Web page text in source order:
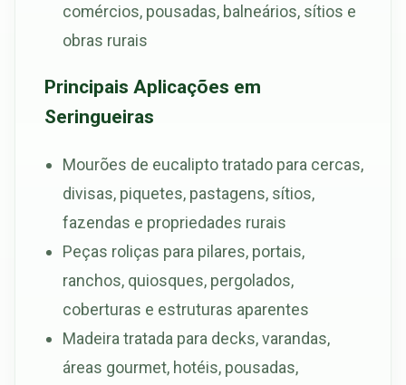
comércios, pousadas, balneários, sítios e
obras rurais
Principais Aplicações em
Seringueiras
Mourões de eucalipto tratado para cercas,
divisas, piquetes, pastagens, sítios,
fazendas e propriedades rurais
Peças roliças para pilares, portais,
ranchos, quiosques, pergolados,
coberturas e estruturas aparentes
Madeira tratada para decks, varandas,
áreas gourmet, hotéis, pousadas,